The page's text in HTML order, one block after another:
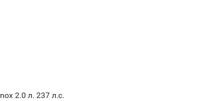
2.0 л. 237 л.с.